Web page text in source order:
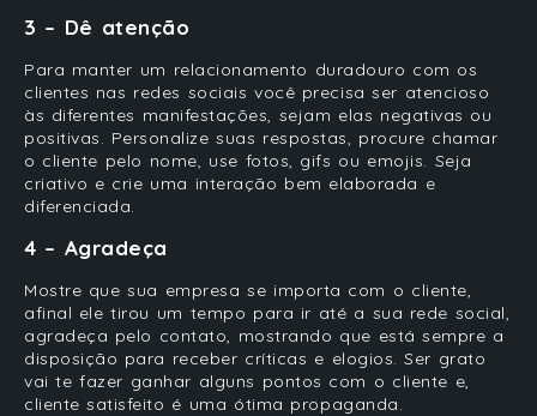
3 – Dê atenção
Para manter um relacionamento duradouro com os
clientes nas redes sociais você precisa ser atencioso
às diferentes manifestações, sejam elas negativas ou
positivas. Personalize suas respostas, procure chamar
o cliente pelo nome, use fotos, gifs ou emojis. Seja
criativo e crie uma interação bem elaborada e
diferenciada.
4 – Agradeça
Mostre que sua empresa se importa com o cliente,
afinal ele tirou um tempo para ir até a sua rede social,
agradeça pelo contato, mostrando que está sempre a
disposição para receber críticas e elogios. Ser grato
vai te fazer ganhar alguns pontos com o cliente e,
cliente satisfeito é uma ótima propaganda.